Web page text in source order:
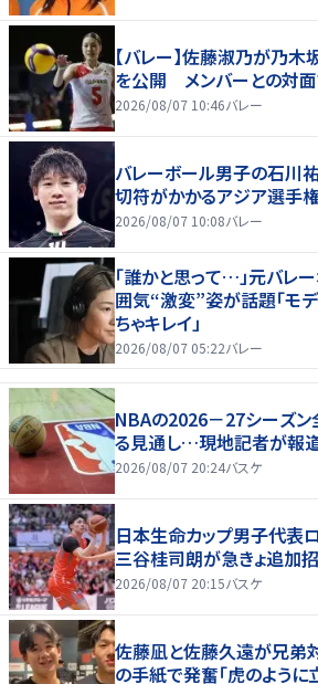
【バレー】佐藤淑乃が乃
を公開 メンバーとの対
2026/08/07 10:46バレー
バレーボール男子の石
切符がかかるアジア選手権
2026/08/07 10:08バレー
「誰かと思って…」元バ
囲気“激変”姿が話題「モデ
ちゃキレイ」
2026/08/07 05:22バレー
NBAの2026－27シーズ
る見通し…現地記者が報
2026/08/07 20:24バスケ
日本生命カップ男子代表
三谷桂司朗が急きょ追加
2026/08/07 20:15バスケ
佐藤凪と佐藤久遠が兄
の手紙で発奮「虎のように